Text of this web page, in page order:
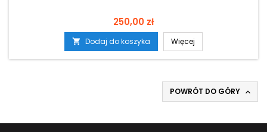
Cena
250,00 zł
 Dodaj do koszyka Więcej
POWRÓT DO GÓRY 